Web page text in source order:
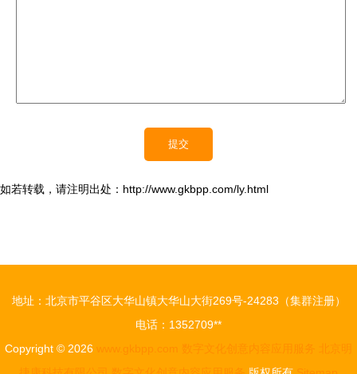
如若转载，请注明出处：http://www.gkbpp.com/ly.html
地址：北京市平谷区大华山镇大华山大街269号-24283（集群注册）
电话：1352709**
Copyright © 2026 www.gkbpp.com 数字文化创意内容应用服务
北京明